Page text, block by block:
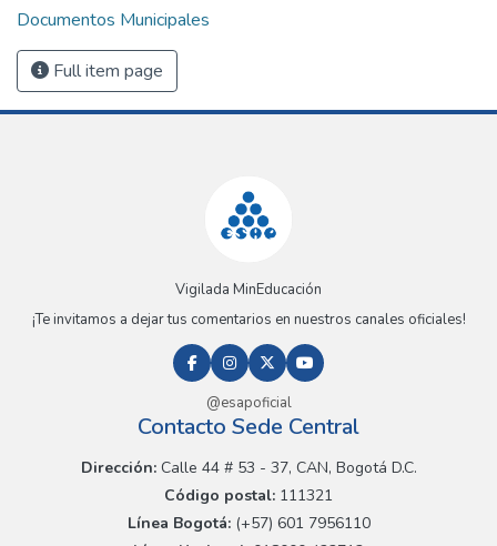
Documentos Municipales
Full item page
Vigilada MinEducación
¡Te invitamos a dejar tus comentarios en nuestros canales oficiales!
@esapoficial
Contacto Sede Central
Dirección:Calle 44 # 53 - 37, CAN, Bogotá D.C.
Código postal: 111321
Línea Bogotá:(+57) 601 7956110